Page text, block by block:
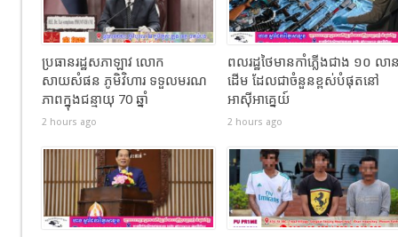
ប្រធានរដ្ឋសភាឡាវ លោក
សាយសំផន ភូមិវិហារ ទទួលមរណ
ភាពក្នុងជន្មាយុ 70 ឆ្នាំ
2 hours ago
ពលរដ្ឋថៃមានកាំភ្លើងជាង ១០ លា
ដើម ដែលជាចំនួនខ្ពស់បំផុតនៅ
អាស៊ីអាគ្នេយ៍
2 hours ago